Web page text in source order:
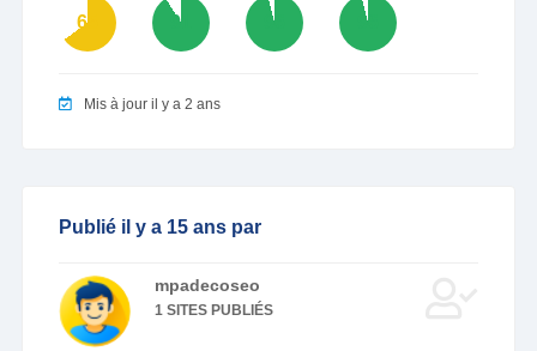
65 91 96 96
Mis à jour il y a 2 ans
Publié il y a 15 ans par
mpadecoseo
1 SITES PUBLIÉS